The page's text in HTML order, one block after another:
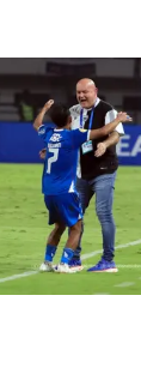
Bojan Hodak
yang diraih
Gelora
(18/4/2025).